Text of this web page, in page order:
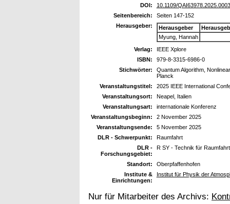
DOI:
10.1109/
Seitenbereich:
Seiten 147-152
Herausgeber:
Herausgeber
Myung, Hannah
Verlag:
IEEE Xplore
ISBN:
979-8-3315-6986-0
Stichwörter:
Quantum Algorithm,
Planck
Veranstaltungstitel:
2025 IEEE International
Veranstaltungsort:
Neapel, Italien
Veranstaltungsart:
internationale Konferenz
Veranstaltungsbeginn:
2 November 2025
Veranstaltungsende:
5 November 2025
DLR - Schwerpunkt:
Raumfahrt
DLR -
Forschungsgebiet:
R SY - Technik für
Standort:
Oberpfaffenhofen
Institute &
Einrichtungen:
Institut für Physik der
Nur für Mitarbeiter des Archivs: